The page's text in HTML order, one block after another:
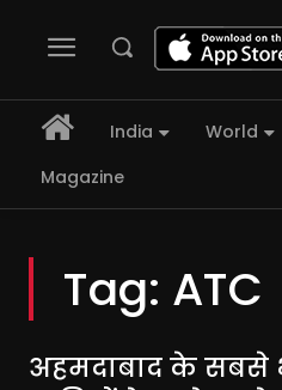
India World
Magazine
Tag: ATC
अहमदाबाद के सबसे